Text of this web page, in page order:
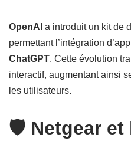
OpenAI a introduit un kit de
permettant l’intégration
ChatGPT. Cette évolution
interactif, augmentant ainsi
les utilisateurs.
🛡️ Netgear et